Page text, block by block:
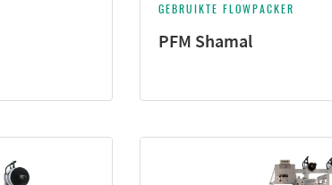
GEBRUIKTE FLOWPACKER
PFM Shamal